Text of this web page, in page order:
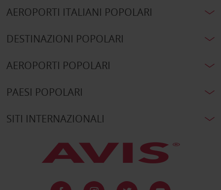
AEROPORTI ITALIANI POPOLARI
DESTINAZIONI POPOLARI
AEROPORTI POPOLARI
PAESI POPOLARI
SITI INTERNAZIONALI